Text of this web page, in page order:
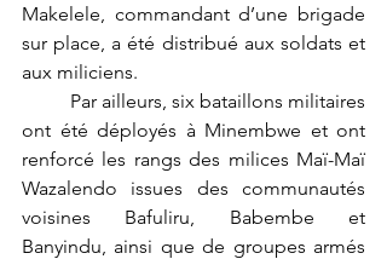
Makelele, commandant d’une brigade
sur place, a été distribué aux soldats et
aux miliciens.
ont été déployés à Minembwe et ont
renforcé les rangs des milices Maï-Maï
Wazalendo issues des communautés
voisines Bafuliru, Babembe et
Banyindu, ainsi que de groupes armés